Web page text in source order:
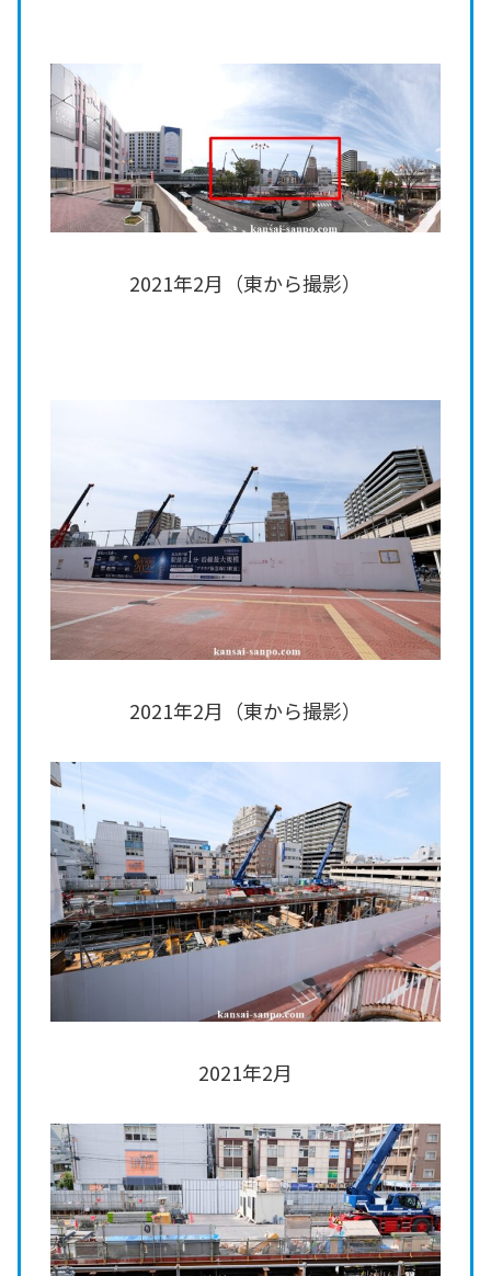
2021年2月（東から撮影）
2021年2月（東から撮影）
2021年2月